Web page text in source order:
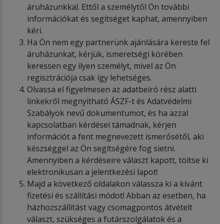
áruházunkkal. Ettől a személytől Ön további
információkat és segítséget kaphat, amennyiben
kéri.
Ha Ön nem egy partnerünk ajánlására kereste fel
áruházunkat, kérjük, ismeretségi körében
keressen egy ilyen személyt, mivel az Ön
regisztrációja csak így lehetséges.
Olvassa el figyelmesen az adatbeíró rész alatti
linkekről megnyitható ÁSZF-t és Adatvédelmi
Szabályok nevű dokumentumot, és ha azzal
kapcsolatban kérdései támadnak, kérjen
információt a fent megnevezett ismerősétől, aki
készséggel az Ön segítségére fog sietni.
Amennyiben a kérdéseire választ kapott, töltse ki
elektronikusan a jelentkezési lapot!
Majd a következő oldalakon válassza ki a kívánt
fizetési és szállítási módot! Abban az esetben, ha
házhozszállítást vagy csomagpontos átvételt
választ, szükséges a futárszolgálatok és a